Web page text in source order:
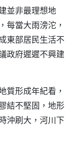
並非最理想地
每當大雨滂沱，
東部居民生活不
政府遲遲不興建
質形成年紀看，
結不堅固，地形
沖刷大，河川下